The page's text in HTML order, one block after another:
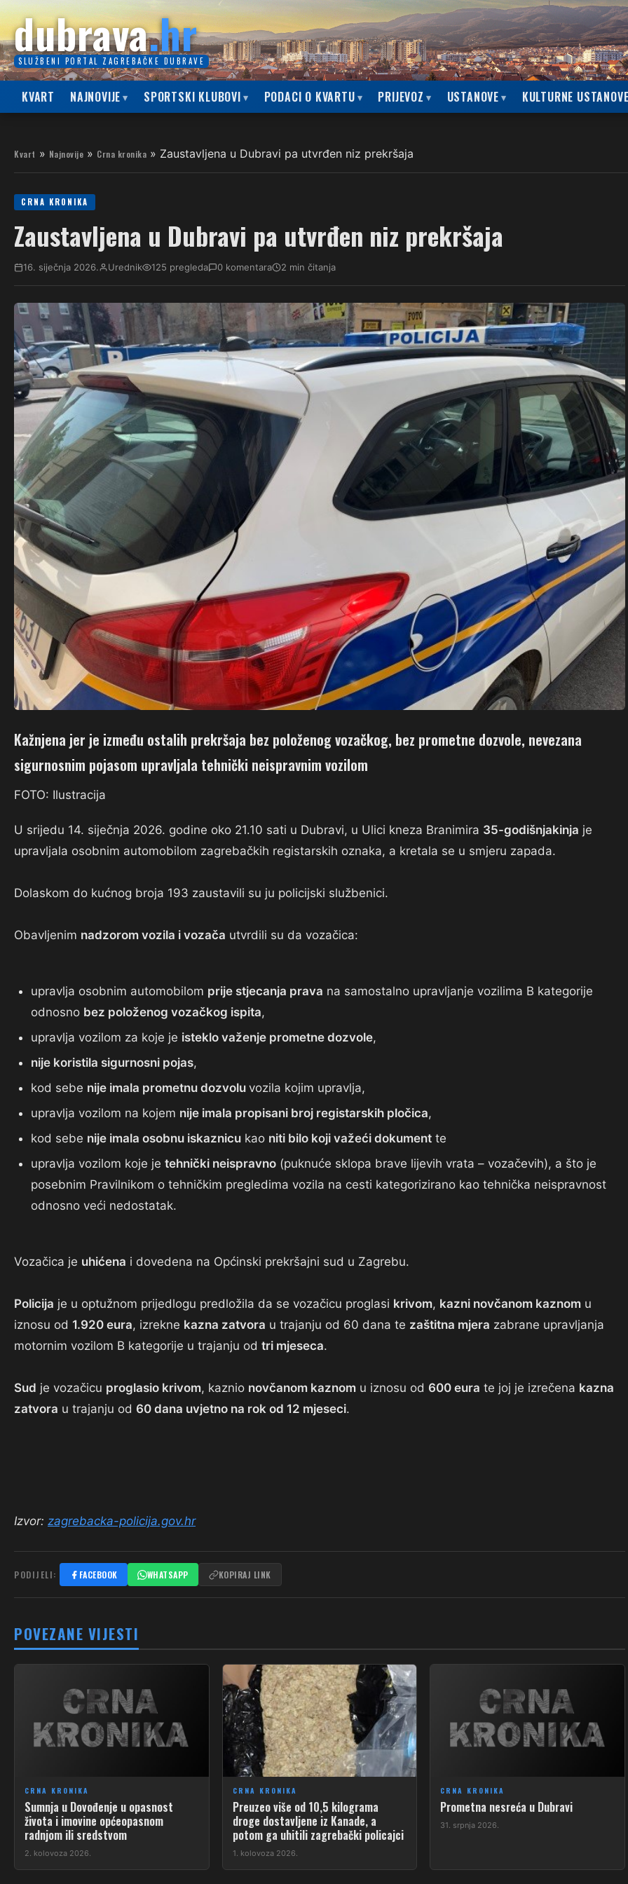
dubrava.hr
SLUŽBENI PORTAL ZAGREBAČKE DUBRAVE
KVART NAJNOVIJE SPORTSKI KLUBOVI PODACI O KVARTU PRIJEVOZ USTANOVE KULTURNE USTANOVE
Kvart » Najnovije » Crna kronika » Zaustavljena u Dubravi pa utvrđen niz prekršaja
CRNA KRONIKA
Zaustavljena u Dubravi pa utvrđen niz prekršaja
16. siječnja 2026. Urednik 125 pregleda 0 komentara 2 min čitanja
Kažnjena jer je između ostalih prekršaja bez položenog vozačkog, bez prometne dozvole, nevezana
sigurnosnim pojasom upravljala tehnički neispravnim vozilom
FOTO: Ilustracija
U srijedu 14. siječnja 2026. godine oko 21.10 sati u Dubravi, u Ulici kneza Branimira 35-godišnjakinja je
upravljala osobnim automobilom zagrebačkih registarskih oznaka, a kretala se u smjeru zapada.
Dolaskom do kućnog broja 193 zaustavili su ju policijski službenici.
Obavljenim nadzorom vozila i vozača utvrdili su da vozačica:
upravlja osobnim automobilom prije stjecanja prava na samostalno upravljanje vozilima B kategorije
odnosno bez položenog vozačkog ispita,
upravlja vozilom za koje je isteklo važenje prometne dozvole,
nije koristila sigurnosni pojas,
kod sebe nije imala prometnu dozvolu vozila kojim upravlja,
upravlja vozilom na kojem nije imala propisani broj registarskih pločica,
kod sebe nije imala osobnu iskaznicu kao niti bilo koji važeći dokument te
upravlja vozilom koje je tehnički neispravno (puknuće sklopa brave lijevih vrata – vozačevih), a što je
posebnim Pravilnikom o tehničkim pregledima vozila na cesti kategorizirano kao tehnička neispravnost
odnosno veći nedostatak.
Vozačica je uhićena i dovedena na Općinski prekršajni sud u Zagrebu.
Policija je u optužnom prijedlogu predložila da se vozačicu proglasi krivom, kazni novčanom kaznom u
iznosu od 1.920 eura, izrekne kazna zatvora u trajanju od 60 dana te zaštitna mjera zabrane upravljanja
motornim vozilom B kategorije u trajanju od tri mjeseca.
Sud je vozačicu proglasio krivom, kaznio novčanom kaznom u iznosu od 600 eura te joj je izrečena kazna
zatvora u trajanju od 60 dana uvjetno na rok od 12 mjeseci.
Izvor: zagrebacka-policija.gov.hr
PODIJELI: FACEBOOK WHATSAPP KOPIRAJ LINK
POVEZANE VIJESTI
CRNA KRONIKA
Sumnja u Dovođenje u opasnost
života i imovine općeopasnom
radnjom ili sredstvom
2. kolovoza 2026.
CRNA KRONIKA
Preuzeo više od 10,5 kilograma
droge dostavljene iz Kanade, a
potom ga uhitili zagrebački policajci
1. kolovoza 2026.
CRNA KRONIKA
​Prometna nesreća u Dubravi
31. srpnja 2026.